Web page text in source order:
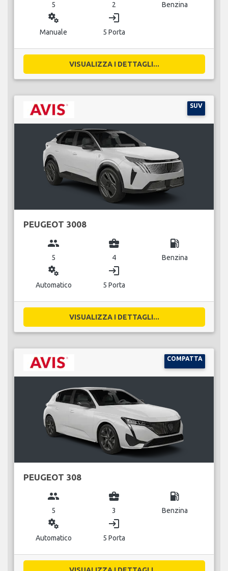
5 2 Benzina
miscellaneous_services
Manuale
login
5 Porta
VISUALIZZA I DETTAGLI...
SUV
PEUGEOT 3008
group
5
business_center
4
local_gas_station
Benzina
miscellaneous_services
Automatico
login
5 Porta
VISUALIZZA I DETTAGLI...
COMPATTA
PEUGEOT 308
group
5
business_center
3
local_gas_station
Benzina
miscellaneous_services
Automatico
login
5 Porta